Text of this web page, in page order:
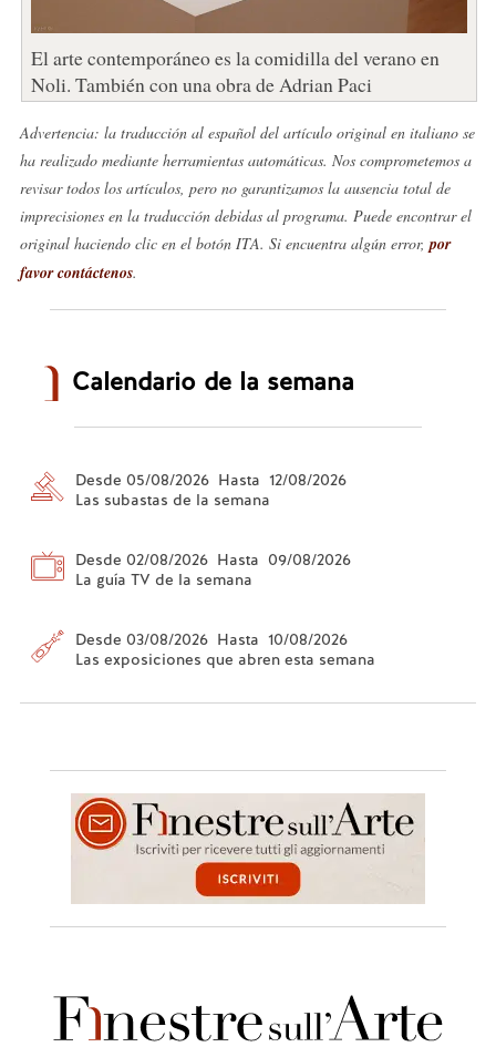
El arte contemporáneo es la comidilla del verano en
Noli. También con una obra de Adrian Paci
Advertencia: la traducción al español del artículo original en italiano se
ha realizado mediante herramientas automáticas. Nos comprometemos a
revisar todos los artículos, pero no garantizamos la ausencia total de
imprecisiones en la traducción debidas al programa. Puede encontrar el
original haciendo clic en el botón ITA. Si encuentra algún error, por
favor contáctenos.
Calendario de la semana
Desde 05/08/2026 Hasta 12/08/2026
Las subastas de la semana
Desde 02/08/2026 Hasta 09/08/2026
La guía TV de la semana
Desde 03/08/2026 Hasta 10/08/2026
Las exposiciones que abren esta semana